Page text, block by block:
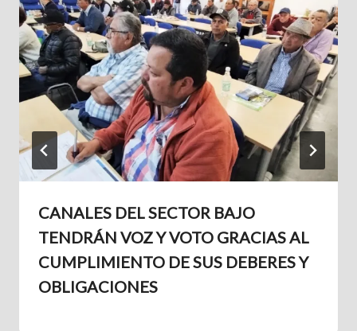
CANALES DEL SECTOR BAJO
TENDRÁN VOZ Y VOTO GRACIAS AL
CUMPLIMIENTO DE SUS DEBERES Y
OBLIGACIONES